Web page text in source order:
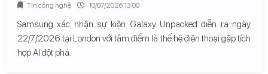
Samsung xác nhận sự kiện Galaxy Unpacked diễn ra ngày
22/7/2026 tại London với tâm điểm là thế hệ điện thoại gập tích
hợp AI đột phá.
Tin công nghệ 10/07/2026 13:00